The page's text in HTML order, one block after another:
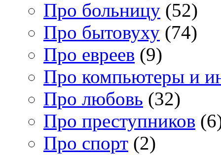
Про больницу (52)
Про бытовуху (74)
Про евреев (9)
Про компьютеры и
Про любовь (32)
Про преступников
Про спорт (2)